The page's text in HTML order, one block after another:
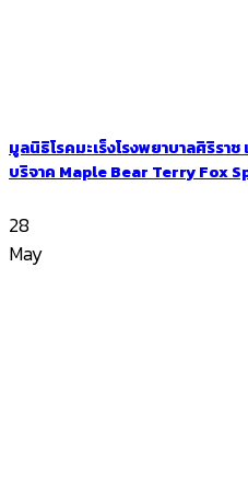
มูลนิธิโรคมะเร็งโรงพยาบาลศิริรา
บริจาค Maple Bear Terry Fox
28
May